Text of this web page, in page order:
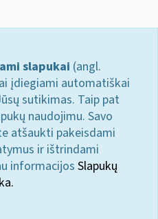
slapukai (angl.
įdiegiami automatiškai
sutikimas. Taip pat
naudojimu. Savo
atšaukti pakeisdami
ir ištrindami
informacijos Slapukų